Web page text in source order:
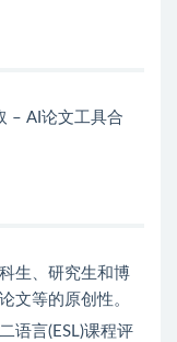
– AI论文工具合
生、研究生和博
文等的原创性。
语言(ESL)课程评